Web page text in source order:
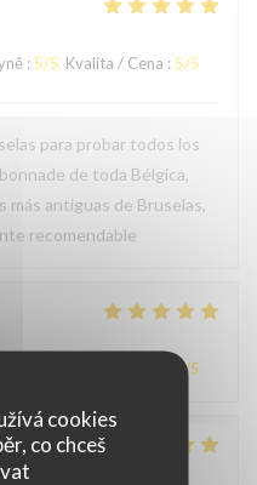
cookies
co chceš
: 5/5 Kvalita / Cena : 5/5
para probar todos los
de toda Bélgica,
más antiguas de Bruselas,
recomendable
/5